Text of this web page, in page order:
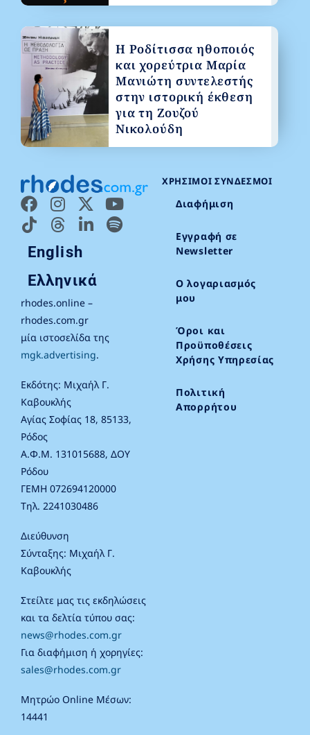
English
Ελληνικά
rhodes.online –
rhodes.com.gr
μία ιστοσελίδα της
mgk.advertising.
Εκδότης: Μιχαήλ Γ.
Καβουκλής
Αγίας Σοφίας 18, 85133,
Ρόδος
Α.Φ.Μ. 131015688, ΔΟΥ
Ρόδου
ΓΕΜΗ 072694120000
Τηλ. 2241030486
Διεύθυνση
Σύνταξης: Μιχαήλ Γ.
Καβουκλής
Στείλτε μας τις εκδηλώσεις
και τα δελτία τύπου σας:
news@rhodes.com.gr
Για διαφήμιση ή χορηγίες:
sales@rhodes.com.gr
Μητρώο Online Μέσων:
14441
ΧΡΉΣΙΜΟΙ ΣΎΝΔΕΣΜΟΙ
Διαφήμιση
Εγγραφή σε
Newsletter
Ο λογαριασμός
μου
Όροι και
Προϋποθέσεις
Χρήσης Υπηρεσίας
Πολιτική
Απορρήτου
Η Ροδίτισσα ηθοποιός
και χορεύτρια Μαρία
Μανιώτη συντελεστής
στην ιστορική έκθεση
για τη Ζουζού
Νικολούδη